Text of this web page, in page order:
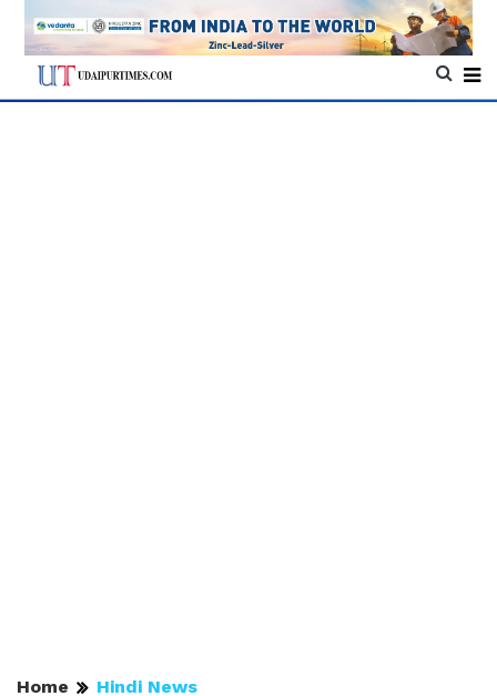
Home Hindi News